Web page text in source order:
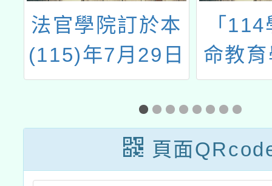
法官學院訂於本
(115)年7月29日
至31日辦理「第
2期中小學教師
法律教育研習營
(進階)」線上學
「
命教
暨國
心主
程：
龍(
頁面